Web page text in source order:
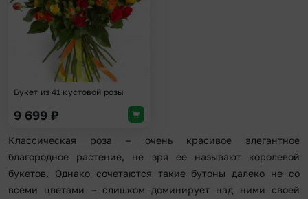
Букет из 41 кустовой розы
9 699 ₽
Классическая роза – очень красивое элегантное
благородное растение, не зря ее называют королевой
букетов. Однако сочетаются такие бутоны далеко не со
всеми цветами – слишком доминирует над ними своей